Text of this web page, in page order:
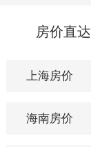
房价直达
上海房价
海南房价